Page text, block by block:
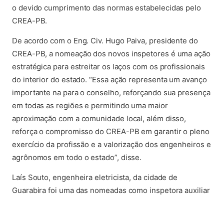
o devido cumprimento das normas estabelecidas pelo
CREA-PB.
De acordo com o Eng. Civ. Hugo Paiva, presidente do
CREA-PB, a nomeação dos novos inspetores é uma ação
estratégica para estreitar os laços com os profissionais
do interior do estado. “Essa ação representa um avanço
importante na para o conselho, reforçando sua presença
em todas as regiões e permitindo uma maior
aproximação com a comunidade local, além disso,
reforça o compromisso do CREA-PB em garantir o pleno
exercício da profissão e a valorização dos engenheiros e
agrônomos em todo o estado”, disse.
Laís Souto, engenheira eletricista, da cidade de
Guarabira foi uma das nomeadas como inspetora auxiliar